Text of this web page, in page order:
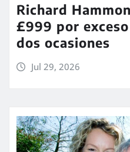
Richard
£999 por
dos ocasiones
Jul 29, 2026